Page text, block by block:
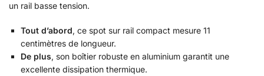
un rail basse tension.
Tout d’abord, ce spot sur rail compact mesure 11
centimètres de longueur.
De plus, son boîtier robuste en aluminium garantit une
excellente dissipation thermique.